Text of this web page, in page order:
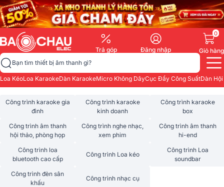
Trả góp Đăng nhập
0
Giỏ hàng
Bạn tìm thiết bị âm thanh gì?
Loa KéoLoa KaraokeDàn KaraokeMicro Không DâyCục Đẩy Công SuấtDàn
Công trình karaoke gia
đình
Công trình karaoke
kinh doanh
Công trình karaoke
box
Công trình âm thanh
hội thảo, phòng họp
Công trình nghe nhạc,
xem phim
Công trình âm thanh
hi-end
Công trình loa
bluetooth cao cấp
Công trình Loa kéo
Công trình Loa
soundbar
Công trình đèn sân
khấu
Công trình nhạc cụ